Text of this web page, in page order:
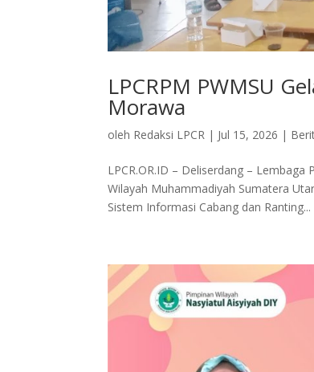
LPCRPM PWMSU
Morawa
oleh Redaksi LPCR | Jul 15, 2026 |
LPCR.OR.ID – Deliserdang –
Wilayah Muhammadiyah Sumatera
Sistem Informasi Cabang dan Ranting...